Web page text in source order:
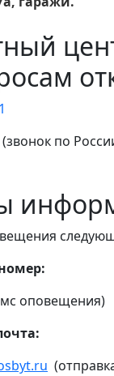
(звонок по
оповещения)